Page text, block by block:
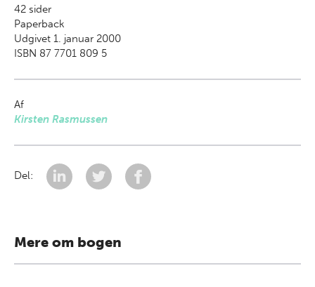
42 sider
Paperback
Udgivet 1. januar 2000
ISBN 87 7701 809 5
Af
Kirsten Rasmussen
Del:
Mere om bogen